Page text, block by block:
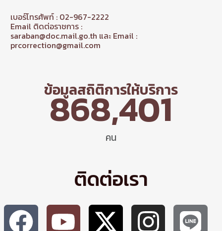
เบอร์โทรศัพท์ : 02-967-2222
Email ติดต่อราชการ :
saraban@doc.mail.go.th และ Email :
prcorrection@gmail.com
ข้อมูลสถิติการให้บริการ
คน
868,401
ติดต่อเรา